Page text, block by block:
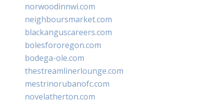
norwoodinnwi.com
neighboursmarket.com
blackanguscareers.com
bolesfororegon.com
bodega-ole.com
thestreamlinerlounge.com
mestrinorubanofc.com
novelatherton.com